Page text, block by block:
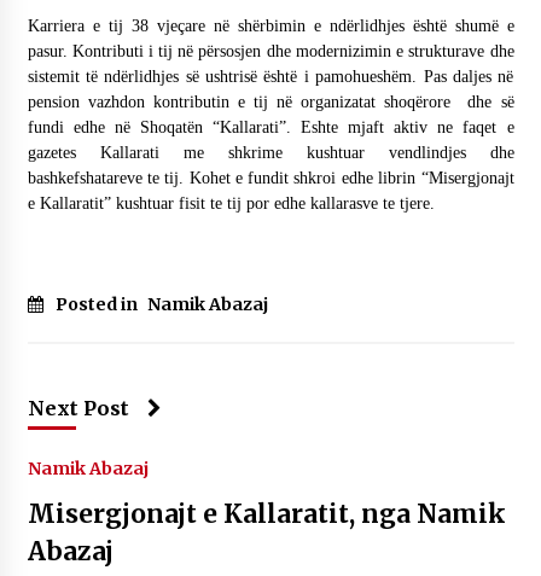
Gazeta Kallarati nr. 114
06/02/2025
Karriera e tij 38 vjeçare në shërbimin e ndërlidhjes është shumë e
pasur. Kontributi i tij në përsosjen dhe modernizimin e strukturave dhe
sistemit të ndërlidhjes së ushtrisë është i pamohueshëm. Pas daljes në
pension vazhdon kontributin e tij në organizatat shoqërore dhe së
fundi edhe në Shoqatën “Kallarati”. Eshte mjaft aktiv ne faqet e
gazetes Kallarati me shkrime kushtuar vendlindjes dhe
bashkefshatareve te tij. Kohet e fundit shkroi edhe librin “Misergjonajt
e Kallaratit” kushtuar fisit te tij por edhe kallarasve te tjere.
Posted in Namik Abazaj
Next Post
Namik Abazaj
Misergjonajt e Kallaratit, nga Namik
Abazaj